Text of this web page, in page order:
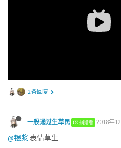
2 条回复
一般通过生草民 捐赠者 2018年
@银浆 表情草生